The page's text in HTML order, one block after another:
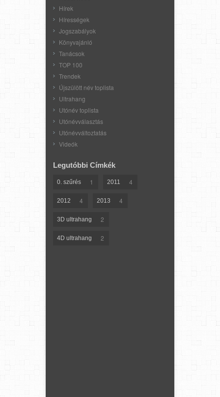
Hírek
Hírességek
Jogszabályok
Könyvajánló
Tanácsok
TOP 100
Trendek
Újszülött név toplista
Ultrahang
Utónév toplista
Utónévválasztás
Utónévváltoztatás
Videók
Legutóbbi Címkék
0. szűrés 1 2011 4
2012 4 2013 4
3D ultrahang 2
4D ultrahang 2